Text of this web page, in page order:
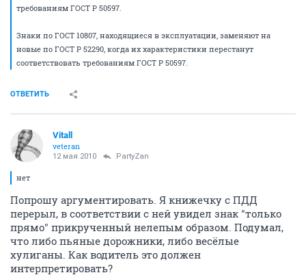
требованиям ГОСТ Р 50597.
Знаки по ГОСТ 10807, находящиеся в эксплуатации, заменяют на
новые по ГОСТ Р 52290, когда их характеристики перестанут
соответствовать требованиям ГОСТ Р 50597.
ОТВЕТИТЬ
Vitall
veteran
12 мая 2010 PartyZan
нет
Попрошу аргументировать. Я книжечку с ПДД
перерыл, в соответствии с ней увидел знак "только
прямо" прикрученный нелепым образом. Подумал,
что либо пьяные дорожники, либо весёлые
хулиганы. Как водитель это должен
интерпретировать?